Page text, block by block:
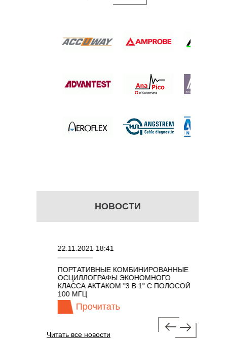
НОВОСТИ
22.11.2021 18:41
ПОРТАТИВНЫЕ КОМБИНИРОВАННЫЕ
ОСЦИЛЛОГРАФЫ ЭКОНОМНОГО
КЛАССА АКТАКОМ "3 В 1" С ПОЛОСОЙ
100 МГЦ
Прочитать
Читать все новости